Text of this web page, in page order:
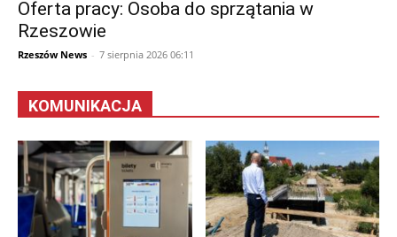
Oferta pracy: Osoba do sprzątania w
Rzeszowie
Rzeszów News - 7 sierpnia 2026 06:11
KOMUNIKACJA